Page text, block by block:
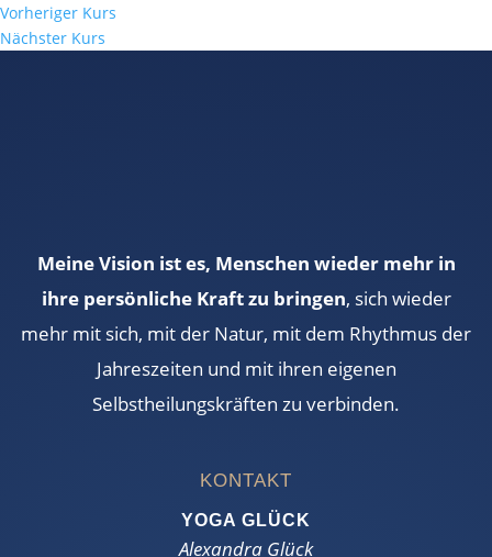
Vorheriger Kurs
Nächster Kurs
Meine Vision ist es, Menschen wieder mehr in
ihre persönliche Kraft zu bringen, sich wieder
mehr mit sich, mit der Natur, mit dem Rhythmus der
Jahreszeiten und mit ihren eigenen
Selbstheilungskräften zu verbinden.
KONTAKT
YOGA GLÜCK
Alexandra Glück